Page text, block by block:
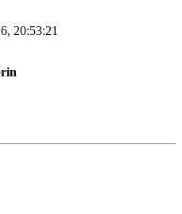
20:53:21